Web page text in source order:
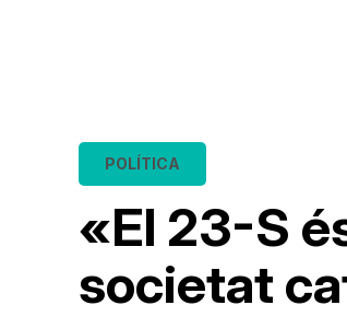
«El 23-S
societat
POLÍTICA